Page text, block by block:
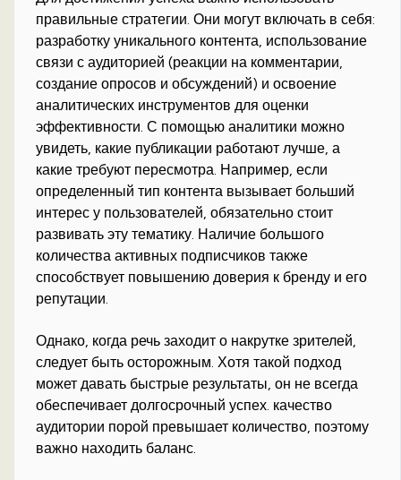
правильные стратегии. Они могут включать в себя:
разработку уникального контента, использование
связи с аудиторией (реакции на комментарии,
создание опросов и обсуждений) и освоение
аналитических инструментов для оценки
эффективности. С помощью аналитики можно
увидеть, какие публикации работают лучше, а
какие требуют пересмотра. Например, если
определенный тип контента вызывает больший
интерес у пользователей, обязательно стоит
развивать эту тематику. Наличие большого
количества активных подписчиков также
способствует повышению доверия к бренду и его
репутации.
Однако, когда речь заходит о накрутке зрителей,
следует быть осторожным. Хотя такой подход
может давать быстрые результаты, он не всегда
обеспечивает долгосрочный успех. качество
аудитории порой превышает количество, поэтому
важно находить баланс.